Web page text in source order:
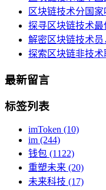
区块链技术分国
探寻区块链技术
解密区块链技术
探索区块链非技
最新留言
标签列表
imToken (10)
im (244)
钱包 (1122)
重塑未来 (20)
未来科技 (17)